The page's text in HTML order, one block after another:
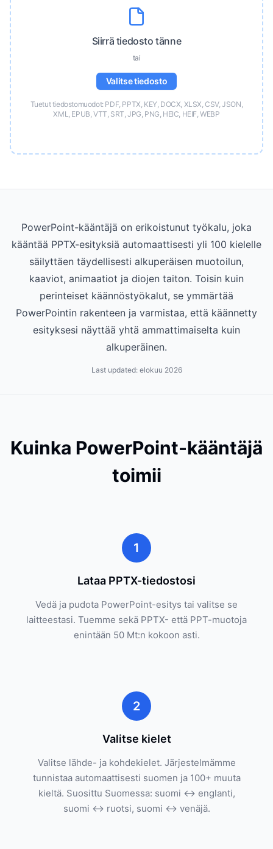
Siirrä tiedosto tänne
tai
Valitse tiedosto
Tuetut tiedostomuodot: PDF, PPTX, KEY, DOCX, XLSX, CSV, JSON,
XML, EPUB, VTT, SRT, JPG, PNG, HEIC, HEIF, WEBP
PowerPoint-kääntäjä on erikoistunut työkalu, joka
kääntää PPTX-esityksiä automaattisesti yli 100 kielelle
säilyttäen täydellisesti alkuperäisen muotoilun,
kaaviot, animaatiot ja diojen taiton. Toisin kuin
perinteiset käännöstyökalut, se ymmärtää
PowerPointin rakenteen ja varmistaa, että käännetty
esityksesi näyttää yhtä ammattimaiselta kuin
alkuperäinen.
Last updated: elokuu 2026
Kuinka PowerPoint-kääntäjä
toimii
1
Lataa PPTX-tiedostosi
Vedä ja pudota PowerPoint-esitys tai valitse se
laitteestasi. Tuemme sekä PPTX- että PPT-muotoja
enintään 50 Mt:n kokoon asti.
2
Valitse kielet
Valitse lähde- ja kohdekielet. Järjestelmämme
tunnistaa automaattisesti suomen ja 100+ muuta
kieltä. Suosittu Suomessa: suomi ↔ englanti,
suomi ↔ ruotsi, suomi ↔ venäjä.